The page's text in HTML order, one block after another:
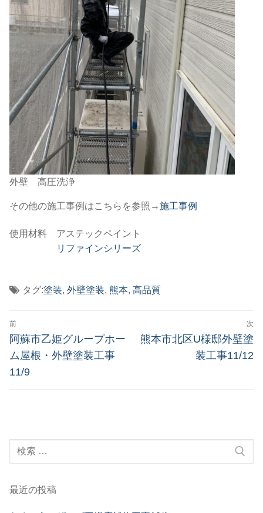
外壁 高圧洗浄
その他の施工事例はこちらを参照→施工事例
使用材料 アステックペイント
リファインシリーズ
タグ:塗装, 外壁塗装, 熊本, 高品質
投
稿
ナ
ビ
シ
ョ
前
前
の
投
阿蘇市乙姫グループホー
ム屋根・外壁塗装工事
11/9
次
次
熊本市北区U様邸外壁塗
装工事11/12
最近の投稿